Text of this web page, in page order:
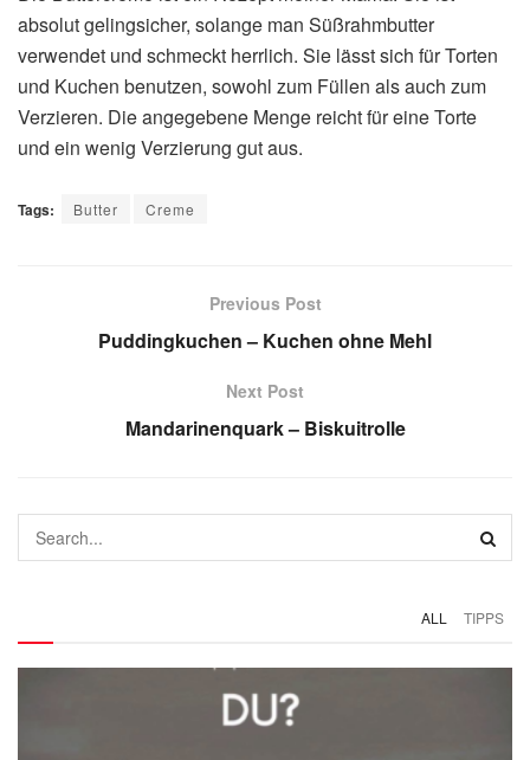
absolut gelingsicher, solange man Süßrahmbutter
verwendet und schmeckt herrlich. Sie lässt sich für Torten
und Kuchen benutzen, sowohl zum Füllen als auch zum
Verzieren. Die angegebene Menge reicht für eine Torte
und ein wenig Verzierung gut aus.
Tags: Butter Creme
Previous Post
Puddingkuchen – Kuchen ohne Mehl
Next Post
Mandarinenquark – Biskuitrolle
ALL TIPPS